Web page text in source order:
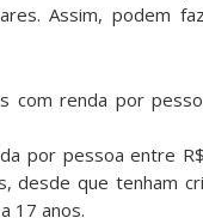
Assim, podem
com renda por
por pessoa entre
desde que tenham
17 anos.